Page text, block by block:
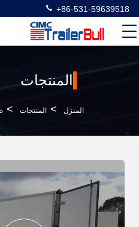
+86-531-59639518
المنتجات
المنزل > المنتجات >